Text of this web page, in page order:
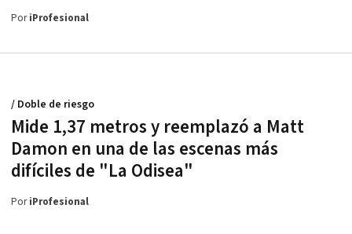
PoriProfesional
Mide 1,37 metros y reemplazó a Matt
Damon en una de las escenas más
difíciles de "La Odisea"
/ Doble de riesgo
PoriProfesional